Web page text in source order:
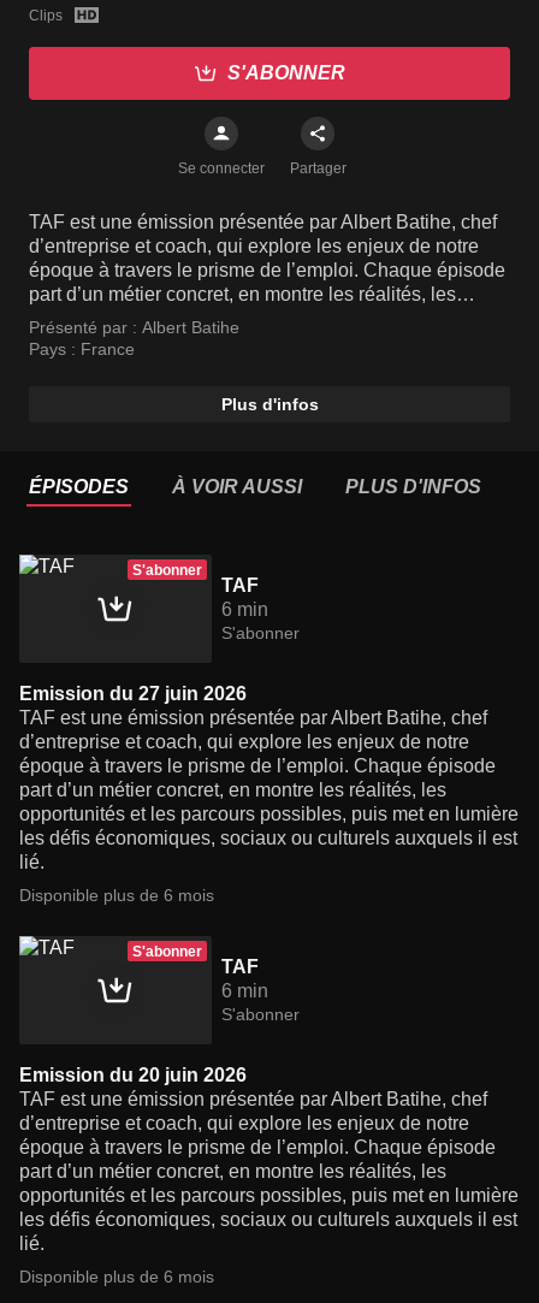
Clips
S'ABONNER
Se connecter Partager
TAF est une émission présentée par Albert Batihe, chef
d’entreprise et coach, qui explore les enjeux de notre
époque à travers le prisme de l’emploi. Chaque épisode
part d’un métier concret, en montre les réalités, les
opportunités et les parcours possibles, puis met en
lumière les défis économiques, sociaux ou culturels
Présenté par : Albert Batihe
Pays : France
Plus d'infos
ÉPISODES À VOIR AUSSI PLUS D'INFOS
S'abonner
TAF
6 min
S'abonner
Emission du 27 juin 2026
TAF est une émission présentée par Albert Batihe, chef
d’entreprise et coach, qui explore les enjeux de notre
époque à travers le prisme de l’emploi. Chaque épisode
part d’un métier concret, en montre les réalités, les
opportunités et les parcours possibles, puis met en lumière
les défis économiques, sociaux ou culturels auxquels il est
lié.
Disponible plus de 6 mois
S'abonner
TAF
6 min
S'abonner
Emission du 20 juin 2026
TAF est une émission présentée par Albert Batihe, chef
d’entreprise et coach, qui explore les enjeux de notre
époque à travers le prisme de l’emploi. Chaque épisode
part d’un métier concret, en montre les réalités, les
opportunités et les parcours possibles, puis met en lumière
les défis économiques, sociaux ou culturels auxquels il est
lié.
Disponible plus de 6 mois